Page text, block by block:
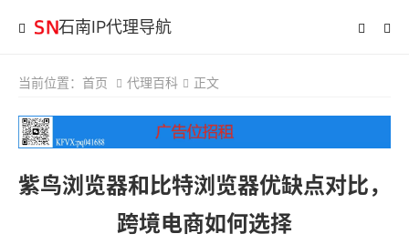
石南IP代理导航
当前位置： 首页 代理百科 正文
紫鸟浏览器和比特浏览器优缺点对比，
跨境电商如何选择